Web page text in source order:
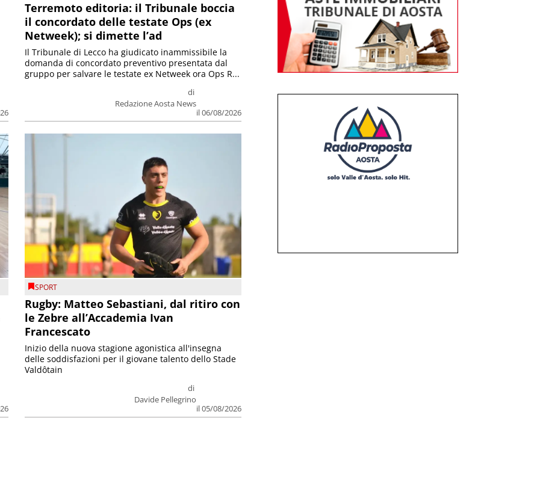
Terremoto editoria: il Tribunale boccia
il concordato delle testate Ops (ex
Netweek); si dimette l’ad
di
Redazione Aosta News
il 06/08/2026
Il Tribunale di Lecco ha giudicato inammissibile la
domanda di concordato preventivo presentata dal
gruppo per salvare le testate ex Netweek ora Ops R...
SPORT
Rugby: Matteo Sebastiani, dal ritiro con
le Zebre all’Accademia Ivan
Francescato
di
Davide Pellegrino
il 05/08/2026
Inizio della nuova stagione agonistica all'insegna
delle soddisfazioni per il giovane talento dello Stade
Valdôtain